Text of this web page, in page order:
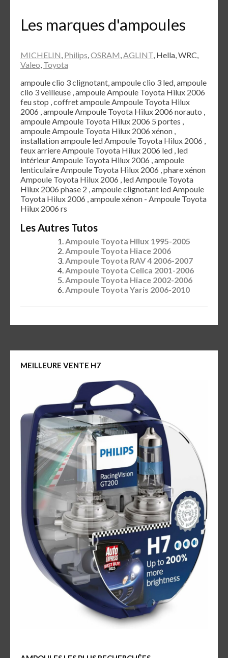
Les marques d'ampoules
MICHELIN, Philips,OSRAM,AGLINT, Hella, WRC,
Valeo, Toyota
ampoule clio 3 clignotant, ampoule clio 3 led, ampoule
clio 3 veilleuse , ampoule Ampoule Toyota Hilux 2006
feu stop , coffret ampoule Ampoule Toyota Hilux
2006 , ampoule Ampoule Toyota Hilux 2006 norauto ,
ampoule Ampoule Toyota Hilux 2006 5 portes ,
ampoule Ampoule Toyota Hilux 2006 xénon ,
installation ampoule led Ampoule Toyota Hilux 2006 ,
feux arriere Ampoule Toyota Hilux 2006 led , led
intérieur Ampoule Toyota Hilux 2006 , ampoule
lenticulaire Ampoule Toyota Hilux 2006 , phare xénon
Ampoule Toyota Hilux 2006 , led Ampoule Toyota
Hilux 2006 phase 2 , ampoule clignotant led Ampoule
Toyota Hilux 2006 , ampoule xénon - Ampoule Toyota
Hilux 2006 rs
Les Autres Tutos
Ampoule Toyota Hilux 1995-2005
Ampoule Toyota Hiace 2006
Ampoule Toyota RAV 4 2006-2007
Ampoule Toyota Celica 2001-2006
Ampoule Toyota Hiace 2002-2006
Ampoule Toyota Yaris 2006-2010
MEILLEURE VENTE H7